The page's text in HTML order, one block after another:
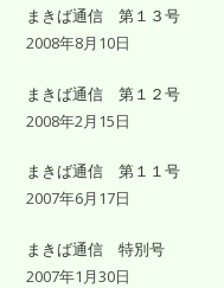
まきば通信 第１３号
2008年8月10日
まきば通信 第１２号
2008年2月15日
まきば通信 第１１号
2007年6月17日
まきば通信 特別号
2007年1月30日